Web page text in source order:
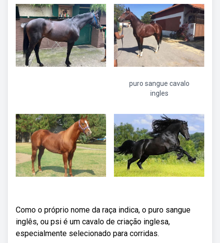
puro sangue cavalo
ingles
Como o próprio nome da raça indica, o puro sangue
inglês, ou psi é um cavalo de criação inglesa,
especialmente selecionado para corridas.